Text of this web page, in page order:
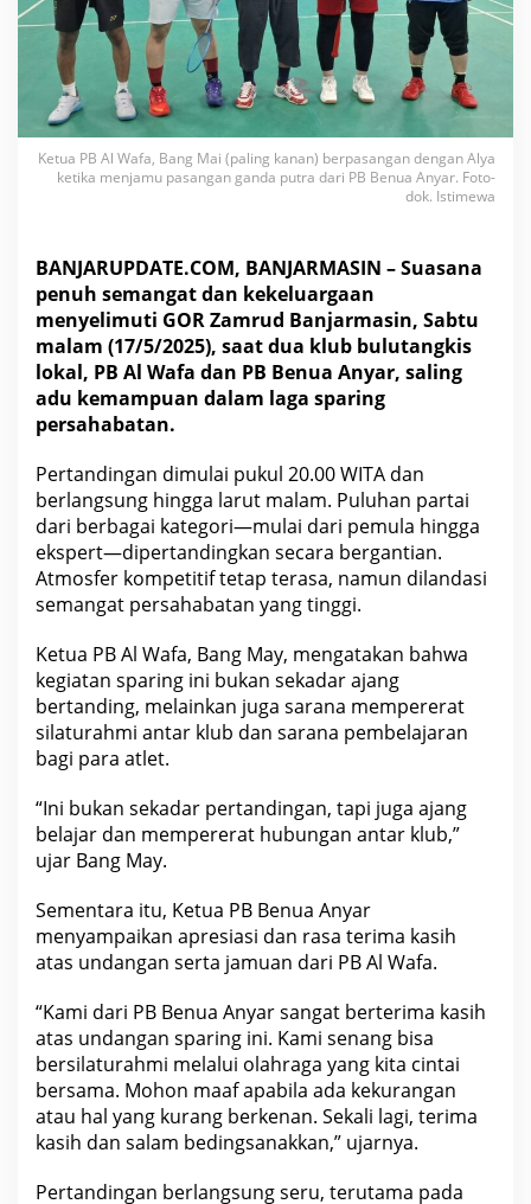
y
d
u
T
a
n
h
d
i
G
O
R
Z
r
u
d
B
a
j
a
m
a
s
i
n
p
r
g
B
r
a
n
g
u
n
g
e
Ketua PB Al Wafa, Bang Mai (paling kanan) berpasangan dengan Alya
ketika menjamu pasangan ganda putra dari PB Benua Anyar. Foto-
dok. Istimewa
BANJARUPDATE.COM, BANJARMASIN – Suasana
penuh semangat dan kekeluargaan
menyelimuti GOR Zamrud Banjarmasin, Sabtu
malam (17/5/2025), saat dua klub bulutangkis
lokal, PB Al Wafa dan PB Benua Anyar, saling
adu kemampuan dalam laga sparing
persahabatan.
Pertandingan dimulai pukul 20.00 WITA dan
berlangsung hingga larut malam. Puluhan partai
dari berbagai kategori—mulai dari pemula hingga
ekspert—dipertandingkan secara bergantian.
Atmosfer kompetitif tetap terasa, namun dilandasi
semangat persahabatan yang tinggi.
Ketua PB Al Wafa, Bang May, mengatakan bahwa
kegiatan sparing ini bukan sekadar ajang
bertanding, melainkan juga sarana mempererat
silaturahmi antar klub dan sarana pembelajaran
bagi para atlet.
“Ini bukan sekadar pertandingan, tapi juga ajang
belajar dan mempererat hubungan antar klub,”
ujar Bang May.
Sementara itu, Ketua PB Benua Anyar
menyampaikan apresiasi dan rasa terima kasih
atas undangan serta jamuan dari PB Al Wafa.
“Kami dari PB Benua Anyar sangat berterima kasih
atas undangan sparing ini. Kami senang bisa
bersilaturahmi melalui olahraga yang kita cintai
bersama. Mohon maaf apabila ada kekurangan
atau hal yang kurang berkenan. Sekali lagi, terima
kasih dan salam bedingsanakkan,” ujarnya.
Pertandingan berlangsung seru, terutama pada